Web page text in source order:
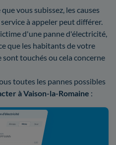
vous subissez, les causes
à appeler peut différer.
d'une panne d'électricité,
que les habitants de votre
touchés ou cela concerne
toutes les pannes possibles
à Vaison-la-Romaine :